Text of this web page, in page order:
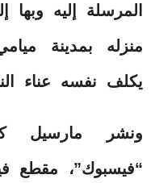
المرسلة إليه وبها
منزله‏ بمدينة
يكلف نفسه عناء
ونشر مارسيل
“فيسبوك”، مقطع